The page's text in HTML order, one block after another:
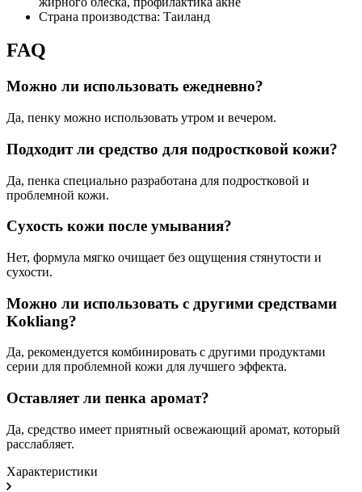
Страна производства: Таиланд
FAQ
Можно ли использовать ежедневно?
Да, пенку можно использовать утром и вечером.
Подходит ли средство для подростковой кожи?
Да, пенка специально разработана для подростковой и
проблемной кожи.
Сухость кожи после умывания?
Нет, формула мягко очищает без ощущения стянутости и
сухости.
Можно ли использовать с другими средствами
Kokliang?
Да, рекомендуется комбинировать с другими продуктами
серии для проблемной кожи для лучшего эффекта.
Оставляет ли пенка аромат?
Да, средство имеет приятный освежающий аромат, который
расслабляет.
Характеристики